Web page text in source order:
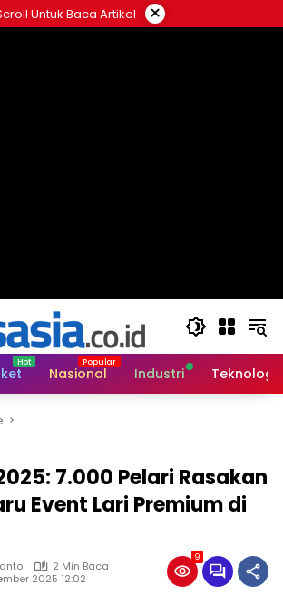
Untuk Baca Artikel ×
Nasional Industri Teknologi
7.000 Pelari Rasakan
Event Lari Premium di
2 Min Baca
2025 12:02
9